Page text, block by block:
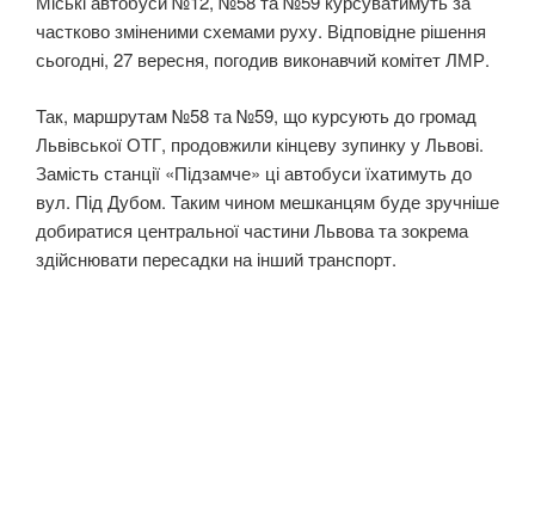
частково зміненими схемами руху. Відповідне рішення
сьогодні, 27 вересня, погодив виконавчий комітет ЛМР.
Так, маршрутам №58 та №59, що курсують до громад
Львівської ОТГ, продовжили кінцеву зупинку у Львові.
Замість станції «Підзамче» ці автобуси їхатимуть до
вул. Під Дубом. Таким чином мешканцям буде зручніше
добиратися центральної частини Львова та зокрема
здійснювати пересадки на інший транспорт.